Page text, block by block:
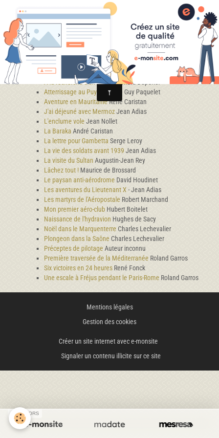
Avant 1939
À la conquête du Sahara en Breguet XIV
Auteur inconnu
À la recherche d'un "djich"Bernard Dupérier
Atterrissage au Puy de Dôme
Guy Paquelet
Aventure en MauritanieRené Caristan
J'ai déjeuné avec MermozJean Adias
L'enclume vole Jean Nollet
La Baraka André Caristan
La lettre pour Gambetta Serge Leroy
La vie des soldats avant 1939 Jean Adias
La visite du Sultan Augustin-Jean Rey
Lâchez tout ! Maurice de Brossard
Le paysan anti-aérodrome David Houdinet
Les aventures du Lieutenant X - Jean Adias
Les martyrs de l'Aéropostale Robert Marchand
Mon premier aéro-club Hubert Boitelet
Naissance de l'hydravion Hughes de Sacy
Noël dans le Marquenterre Charles Lechevalier
Plongeon dans la Saône Charles Lechevalier
Préceptes de pilotage Auteur inconnu
Première traversée de la Méditerranée Roland Garros
Six victoires en 24 heures René Fonck
Une escale à Fréjus pendant le Paris-Rome Roland Garros
Mentions légales
Gestion des cookies
Créer un site internet avec e-monsite
Signaler un contenu illicite sur ce site
SPONSORS